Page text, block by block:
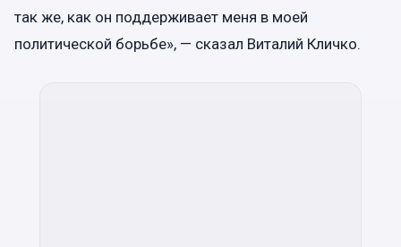
так же, как он поддерживает меня в моей
политической борьбе», — сказал Виталий Кличко.